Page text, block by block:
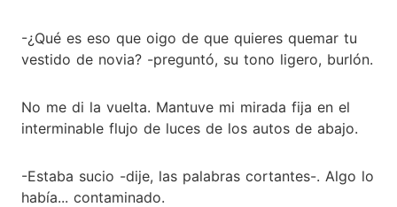
-¿Qué es eso que oigo de que quieres quemar tu
vestido de novia? -preguntó, su tono ligero, burlón.
No me di la vuelta. Mantuve mi mirada fija en el
interminable flujo de luces de los autos de abajo.
-Estaba sucio -dije, las palabras cortantes-. Algo lo
había... contaminado.